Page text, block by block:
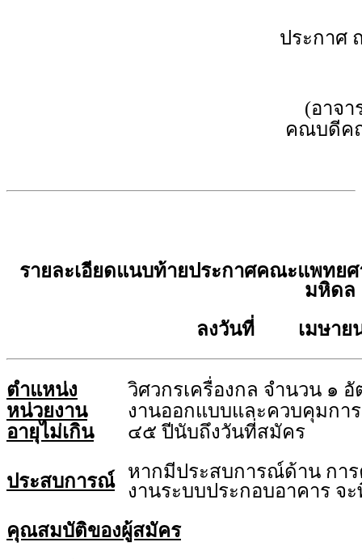
ประกา
(อาจ
คณบดีค
รายละเอียดแนบท้ายประกาศคณะแพทย
มหิดล
ลงวันที่ เมษายน
ตำแหน่ง
วิศวกรเครื่องกล จำนวน ๑ อั
หน่วยงาน
งานออกแบบและควบคุมกา
อายุไม่เกิน
๔๕ ปีนับถึงวันที่สมัคร
ประสบการณ์
หากมีประสบการณ์ด้าน กา
งานระบบประกอบอาคาร จ
คุณสมบัติของผู้สมัคร